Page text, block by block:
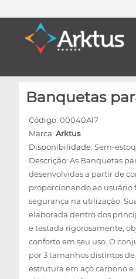
Banquetas
Código: 00040A17
Marca: Arktus
Disponibilidade: Sem-
Descrição: As Banquetas
desenvolvidas a partir de
proporcionando ao usuário
segurança na utilização.
elaborada dentro dos
e testada rigorosamente,
conforto em seu uso. O
por 3 tamanhos distintos
estrutura em aço carbono e